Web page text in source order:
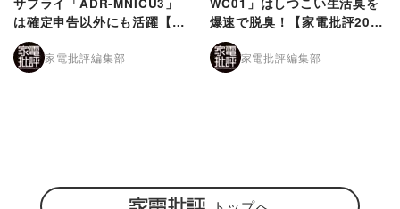
は確定申告以外にも活躍【家
電批評2024年ベストバイ】
家電批評編集部
爆速で脱臭！【家電批評2024
年ベストバイ】
家電批評編集部